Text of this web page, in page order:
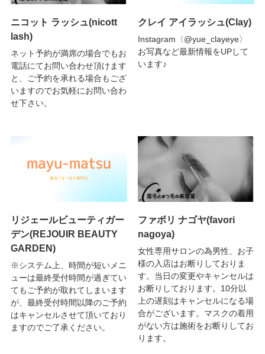
ニコット ラッシュ(nicott
lash)
ネット予約が満席の場合でもお
電話にてお問い合わせ頂けます
と、ご予約を承れる場合もござ
いますのでお気軽にお問い合わ
せ下さい。
クレイ アイラッシュ(Clay)
Instagram〈@yue_clayeye〉
お写真など最新情報をUPして
います♪
リジェールビューティガー
デン(REJOUIR BEAUTY
GARDEN)
※システム上、時間が短いメニ
ューは最終受付時間が過ぎてい
てもご予約が取れてしまいます
が、最終受付時間以降のご予約
はキャンセルさせて頂いており
ますのでご了承ください。
ファボリ ナゴヤ(favori
nagoya)
女性専用サロンの為男性、お子
様の入店はお断りしておりま
す。当日の変更やキャンセルは
お断りしております。10分以
上の遅刻はキャンセルになる場
合がございます。マスクの着用
がない方は施術をお断りしてお
ります。